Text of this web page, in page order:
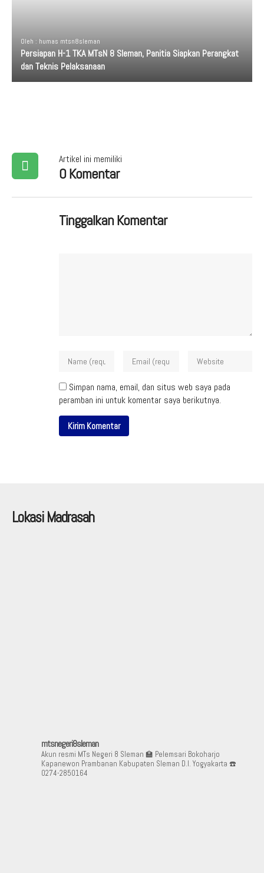
Oleh : humas mtsn8sleman
Persiapan H-1 TKA MTsN 8 Sleman, Panitia Siapkan Perangkat
dan Teknis Pelaksanaan
Artikel ini memiliki
0 Komentar
Tinggalkan Komentar
Simpan nama, email, dan situs web saya pada
peramban ini untuk komentar saya berikutnya.
Lokasi Madrasah
mtsnegeri8sleman
Akun resmi MTs Negeri 8 Sleman 🏫 Pelemsari Bokoharjo
Kapanewon Prambanan Kabupaten Sleman D.I. Yogyakarta ☎️
0274-2850164